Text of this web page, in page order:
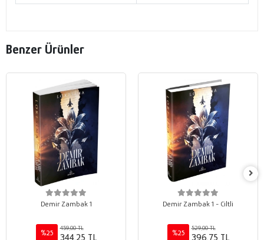
Benzer Ürünler
Demir Zambak 1
%25
459,00 TL
344,25 TL
Demir Zambak 1 - Ciltli
%25
529,00 TL
396,75 TL